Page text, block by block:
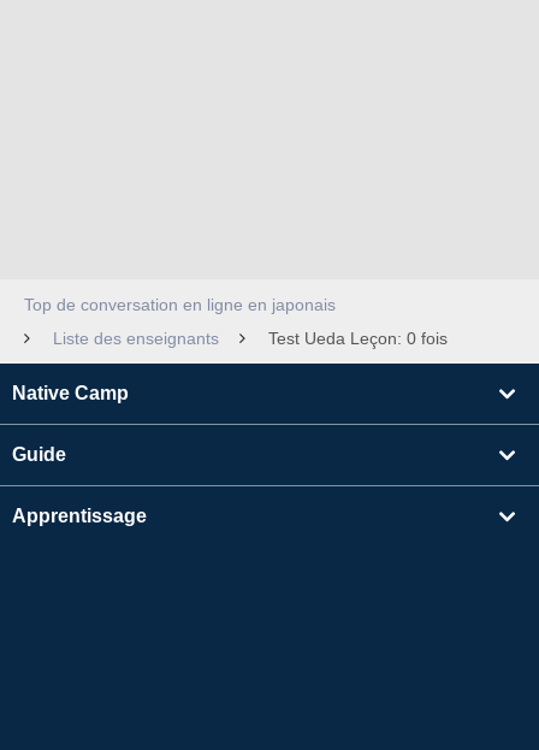
Top de conversation en ligne en japonais
Liste des enseignants
Test Ueda Leçon: 0 fois
Native Camp
Guide
Apprentissage